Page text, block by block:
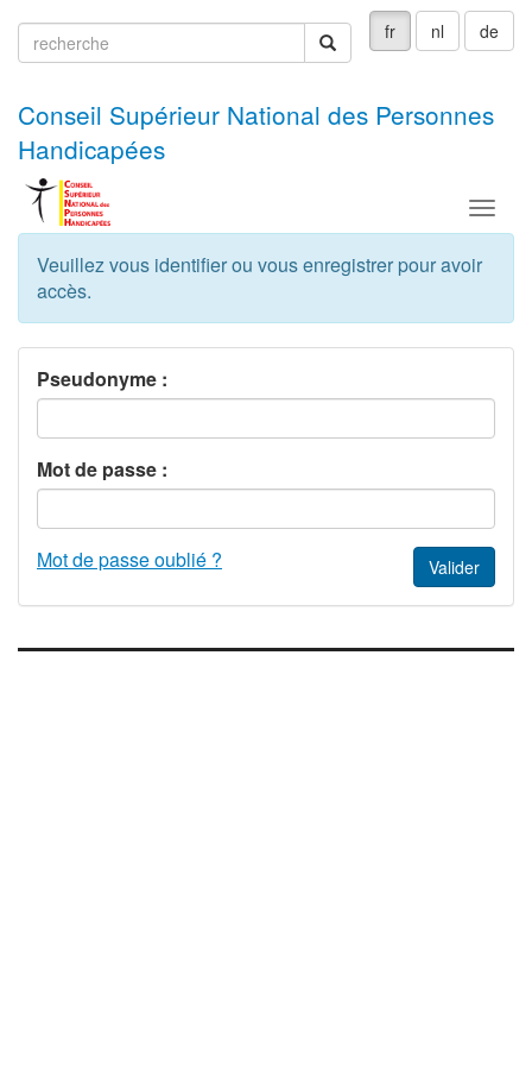
fr nl de
recherche
Conseil Supérieur National des Personnes
Handicapées
Menu
Veuillez vous identifier ou vous enregistrer pour avoir
accès.
Pseudonyme :
Mot de passe :
Mot de passe oublié ?